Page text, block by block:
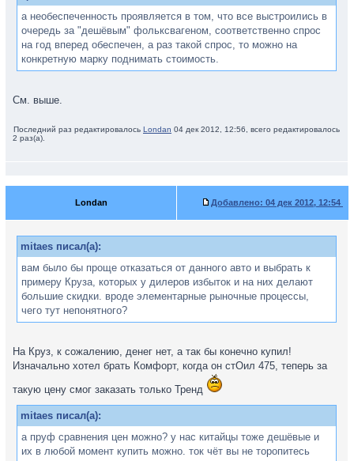
а необеспеченность проявляется в том, что все выстроились в
очередь за "дешёвым" фольксвагеном, соответственно спрос
на год вперед обеспечен, а раз такой спрос, то можно на
конкретную марку поднимать стоимость.
См. выше.
Последний раз редактировалось Londan 04 дек 2012, 12:56, всего редактировалось
2 раз(а).
Londan Добавлено: 04 дек 2012, 12:54
mitaes писал(а):
вам было бы проще отказаться от данного авто и выбрать к
примеру Круза, которых у дилеров избыток и на них делают
большие скидки. вроде элементарные рыночные процессы,
чего тут непонятного?
На Круз, к сожалению, денег нет, а так бы конечно купил!
Изначально хотел брать Комфорт, когда он стОил 475, теперь за
такую цену смог заказать только Тренд
mitaes писал(а):
а пруф сравнения цен можно? у нас китайцы тоже дешёвые и
их в любой момент купить можно. ток чёт вы не торопитесь